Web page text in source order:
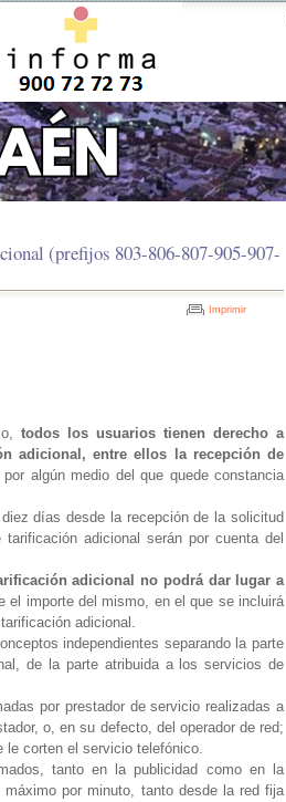
(prefijos 803-806-807-905-907-
Imprimir
todos los usuarios tienen derecho a
adicional, entre ellos la recepción de
algún medio del que quede constancia
días desde la recepción de la solicitud
adicional serán por cuenta del
adicional no podrá dar lugar a
el importe del mismo, en el que se incluirá
adicional.
independientes separando la parte
de la parte atribuida a los servicios de
por prestador de servicio realizadas a
o, en su defecto, del operador de red;
le corten el servicio telefónico.
tanto en la publicidad como en la
por minuto, tanto desde la red fija